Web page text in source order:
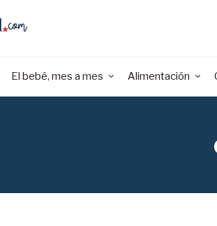
El bebé, mes a mes Alimentación